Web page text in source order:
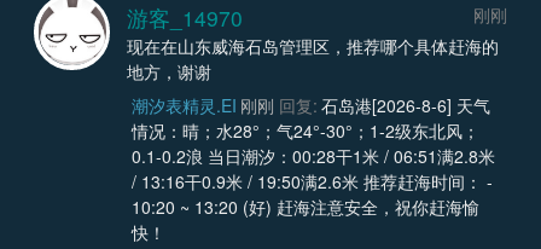
游客_14970
刚刚
现在在山东威海石岛管理区，推荐哪个具体赶海的
地方，谢谢
潮汐表精灵.EI 刚刚 回复: 石岛港[2026-8-6] 天气
情况：晴；水28°；气24°-30°；1-2级东北风；
0.1-0.2浪 当日潮汐：00:28干1米 / 06:51满2.8米
/ 13:16干0.9米 / 19:50满2.6米 推荐赶海时间： -
10:20 ~ 13:20 (好) 赶海注意安全，祝你赶海愉
快！